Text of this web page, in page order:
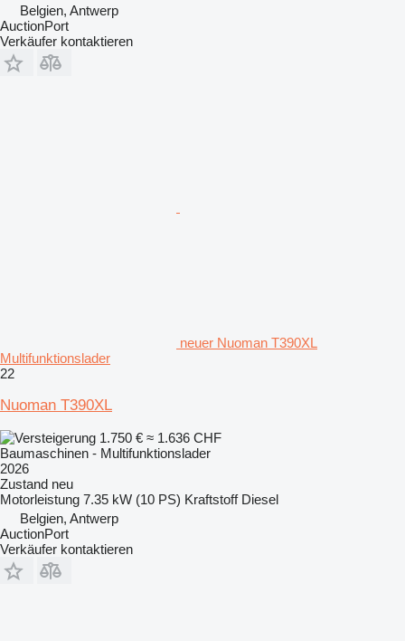
Belgien, Antwerp
AuctionPort
Verkäufer kontaktieren
neuer Nuoman T390XL
Multifunktionslader
22
Nuoman T390XL
1.750 € ≈ 1.636 CHF
Baumaschinen - Multifunktionslader
2026
Zustand neu
Motorleistung 7.35 kW (10 PS) Kraftstoff Diesel
Belgien, Antwerp
AuctionPort
Verkäufer kontaktieren